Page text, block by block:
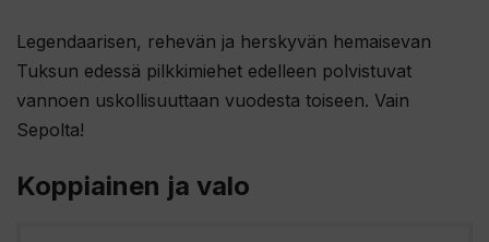
Legendaarisen, rehevän ja herskyvän hemaisevan
Tuksun edessä pilkkimiehet edelleen polvistuvat
vannoen uskollisuuttaan vuodesta toiseen. Vain
Sepolta!
Koppiainen ja valo